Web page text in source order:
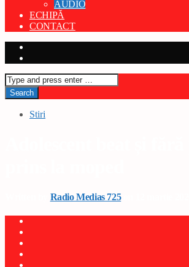
AUDIO
ECHIPĂ
CONTACT
Stiri
Radio Medias 725on 12 martie 2026